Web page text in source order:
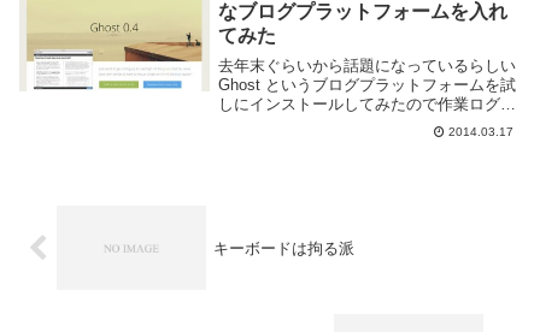
なブログプラットフォームを入れ
てみた
去年末ぐらいから話題になっているらしい
Ghost というブログプラットフォームを試
しにインストールしてみたので作業ログを
メモメモ。Ghost って何？とてもシンプル
なブログプラットフォームで、ブログ記事
2014.03.17
キーボードは拘る派